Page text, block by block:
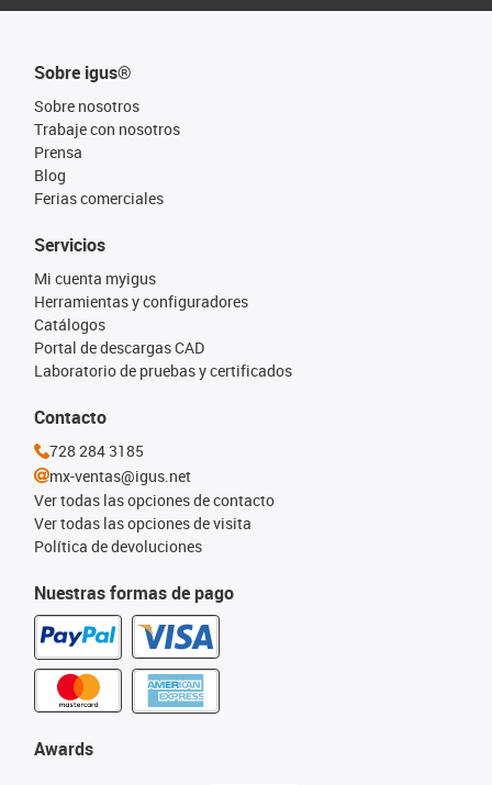
Sobre igus®
Sobre nosotros
Trabaje con nosotros
Prensa
Blog
Ferias comerciales
Nuestras formas de pago
Servicios
Mi cuenta myigus
Herramientas y configuradores
Catálogos
Portal de descargas CAD
Laboratorio de pruebas y certificados
Awards
Contacto
728 284 3185
mx-ventas@igus.net
Ver todas las opciones de contacto
Ver todas las opciones de visita
Política de devoluciones